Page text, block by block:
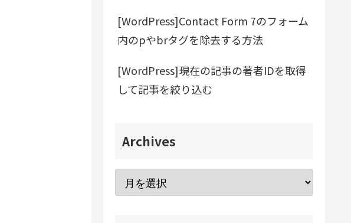
[WordPress]Contact Form 7のフォーム
内のpやbrタグを除去する方法
[WordPress]現在の記事の著者IDを取得
して記事を絞り込む
Archives